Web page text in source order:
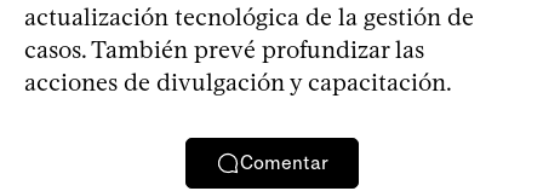
actualización tecnológica de la gestión de
casos. También prevé profundizar las
acciones de divulgación y capacitación.
Comentar